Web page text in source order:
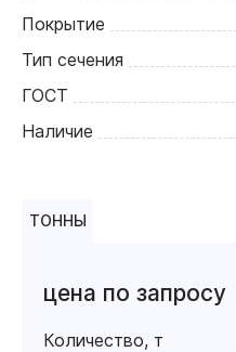
Покрытие
Тип сечения
ГОСТ
Наличие
ТОННЫ
цена по запросу
Количество, т